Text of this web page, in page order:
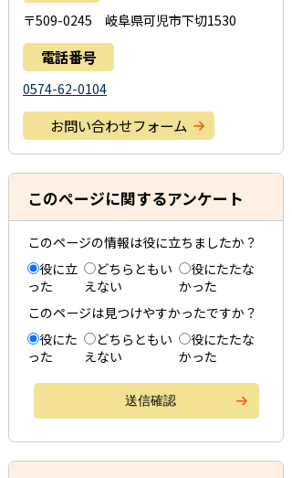
〒509-0245 岐阜県可児市下切1530
電話番号
0574-62-0104
お問い合わせフォーム
このページに関するアンケート
このページの情報は役に立ちましたか？
役に立
った
どちらともい
えない
役にたたな
かった
このページは見つけやすかったですか？
役にた
った
どちらともい
えない
役にたたな
かった